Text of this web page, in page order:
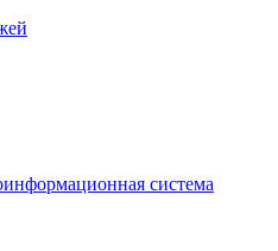
система